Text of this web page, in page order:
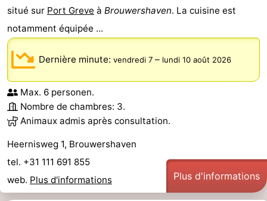
situé sur Port Greve à Brouwershaven. La cuisine est
notamment équipée ...
Dernière minute: vendredi 7 – lundi 10 août 2026
Max. 6 personen.
Nombre de chambres: 3.
Animaux admis après consultation.
Heernisweg 1, Brouwershaven
tel. +31 111 691 855
web. Plus d'informations Plus d'informations